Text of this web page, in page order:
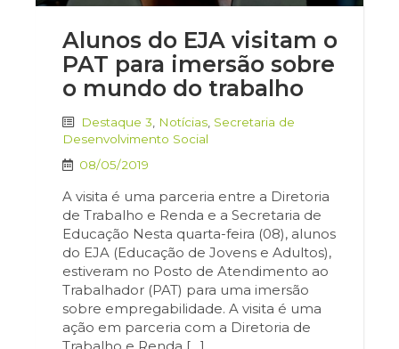
Alunos do EJA visitam o
PAT para imersão sobre
o mundo do trabalho
Destaque 3 Notícias Secretaria de
Desenvolvimento Social
08/05/2019
A visita é uma parceria entre a Diretoria
de Trabalho e Renda e a Secretaria de
Educação Nesta quarta-feira (08), alunos
do EJA (Educação de Jovens e Adultos),
estiveram no Posto de Atendimento ao
Trabalhador (PAT) para uma imersão
sobre empregabilidade. A visita é uma
ação em parceria com a Diretoria de